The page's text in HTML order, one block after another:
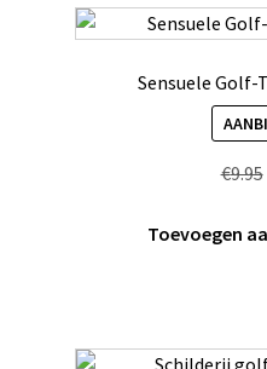
Sensuele Golf-
€9.95
Toevoegen